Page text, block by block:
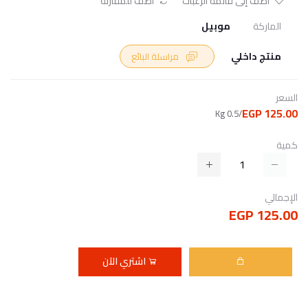
الماركة
موبيل
منتج داخلي
السعر
125.00 EGP
/0.5 Kg
كمية
الإجمالي
125.00 EGP
اشتري الآن